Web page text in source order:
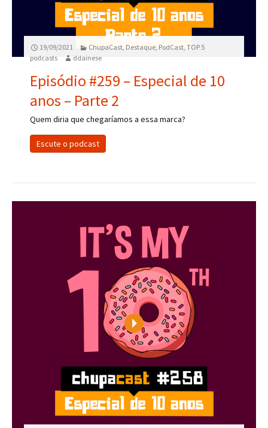
19/09/2021 ChupaCast,Destaque,PodCast,TOP 5
podcasts
ddainese
Episódio #259 – Especial de 10
anos – Parte 2
Quem diria que chegaríamos a essa marca?
Escute o podcast
Play